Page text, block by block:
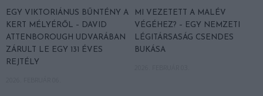
EGY VIKTORIÁNUS BŰNTÉNY A
KERT MÉLYÉRŐL – DAVID
ATTENBOROUGH UDVARÁBAN
ZÁRULT LE EGY 131 ÉVES
REJTÉLY
MI VEZETETT A MALÉV
VÉGÉHEZ? – EGY NEMZETI
LÉGITÁRSASÁG CSENDES
BUKÁSA